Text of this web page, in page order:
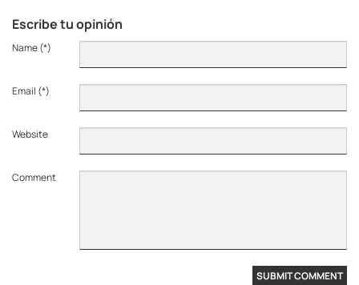
Escribe tu opinión
Name (*)
Email (*)
Website
Comment